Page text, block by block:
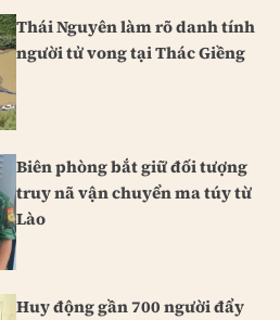
Thái Nguyên làm rõ danh tính
người tử vong tại Thác Giềng
Biên phòng bắt giữ đối tượng
truy nã vận chuyển ma túy từ
Lào
Huy động gần 700 người đẩy